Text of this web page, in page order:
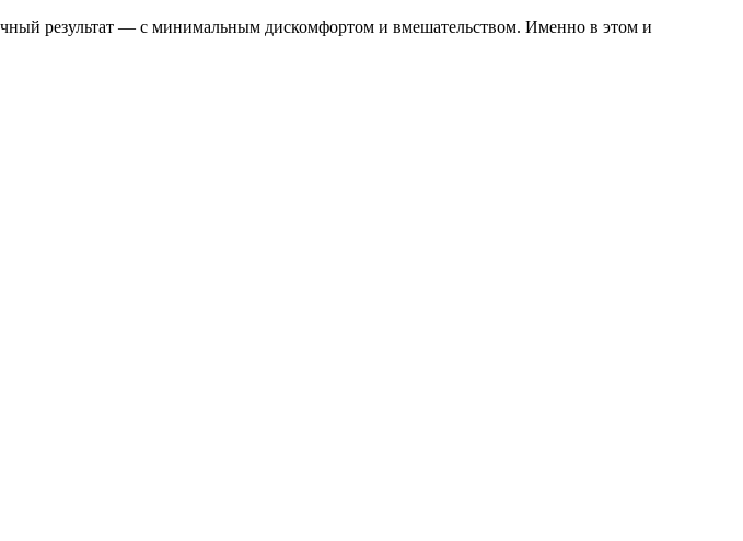
результат — с минимальным дискомфортом и вмешательством. Именно в этом и